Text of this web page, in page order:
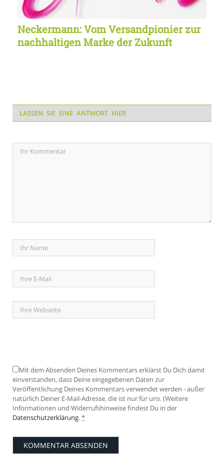
Neckermann: Vom Versandpionier zur
nachhaltigen Marke der Zukunft
LASSEN SIE EINE ANTWORT HIER
Mit dem Absenden Deines Kommentars erklärst Du Dich damit
einverstanden, dass Deine eingegebenen Daten zur
Veröffentlichung Deines Kommentars verwendet werden - außer
natürlich Deiner E-Mail-Adresse, die ist nur für uns. (Weitere
Informationen und Widerrufshinweise findest Du in der
Datenschutzerklärung. *